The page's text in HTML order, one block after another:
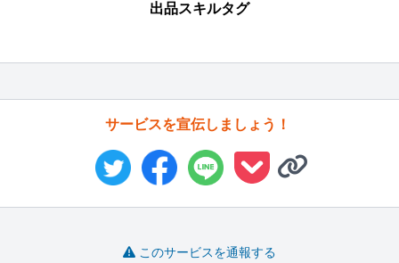
出品スキルタグ
サービスを宣伝しましょう！
このサービスを通報する